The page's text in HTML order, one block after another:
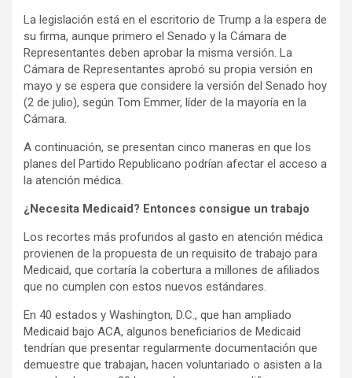
La legislación está en el escritorio de Trump a la espera de
su firma, aunque primero el Senado y la Cámara de
Representantes deben aprobar la misma versión. La
Cámara de Representantes aprobó su propia versión en
mayo y se espera que considere la versión del Senado hoy
(2 de julio), según Tom Emmer, líder de la mayoría en la
Cámara.
A continuación, se presentan cinco maneras en que los
planes del Partido Republicano podrían afectar el acceso a
la atención médica.
¿Necesita Medicaid? Entonces consigue un trabajo
Los recortes más profundos al gasto en atención médica
provienen de la propuesta de un requisito de trabajo para
Medicaid, que cortaría la cobertura a millones de afiliados
que no cumplen con estos nuevos estándares.
En 40 estados y Washington, D.C., que han ampliado
Medicaid bajo ACA, algunos beneficiarios de Medicaid
tendrían que presentar regularmente documentación que
demuestre que trabajan, hacen voluntariado o asisten a la